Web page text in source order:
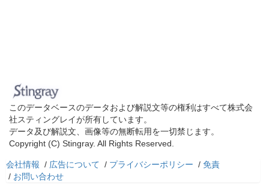
このデータベースのデータおよび解説文等の権利はすべて株式会
社スティングレイが所有しています。
データ及び解説文、画像等の無断転用を一切禁じます。
Copyright (C) Stingray. All Rights Reserved.
会社情報 / 広告について / プライバシーポリシー / 免責
/ お問い合わせ